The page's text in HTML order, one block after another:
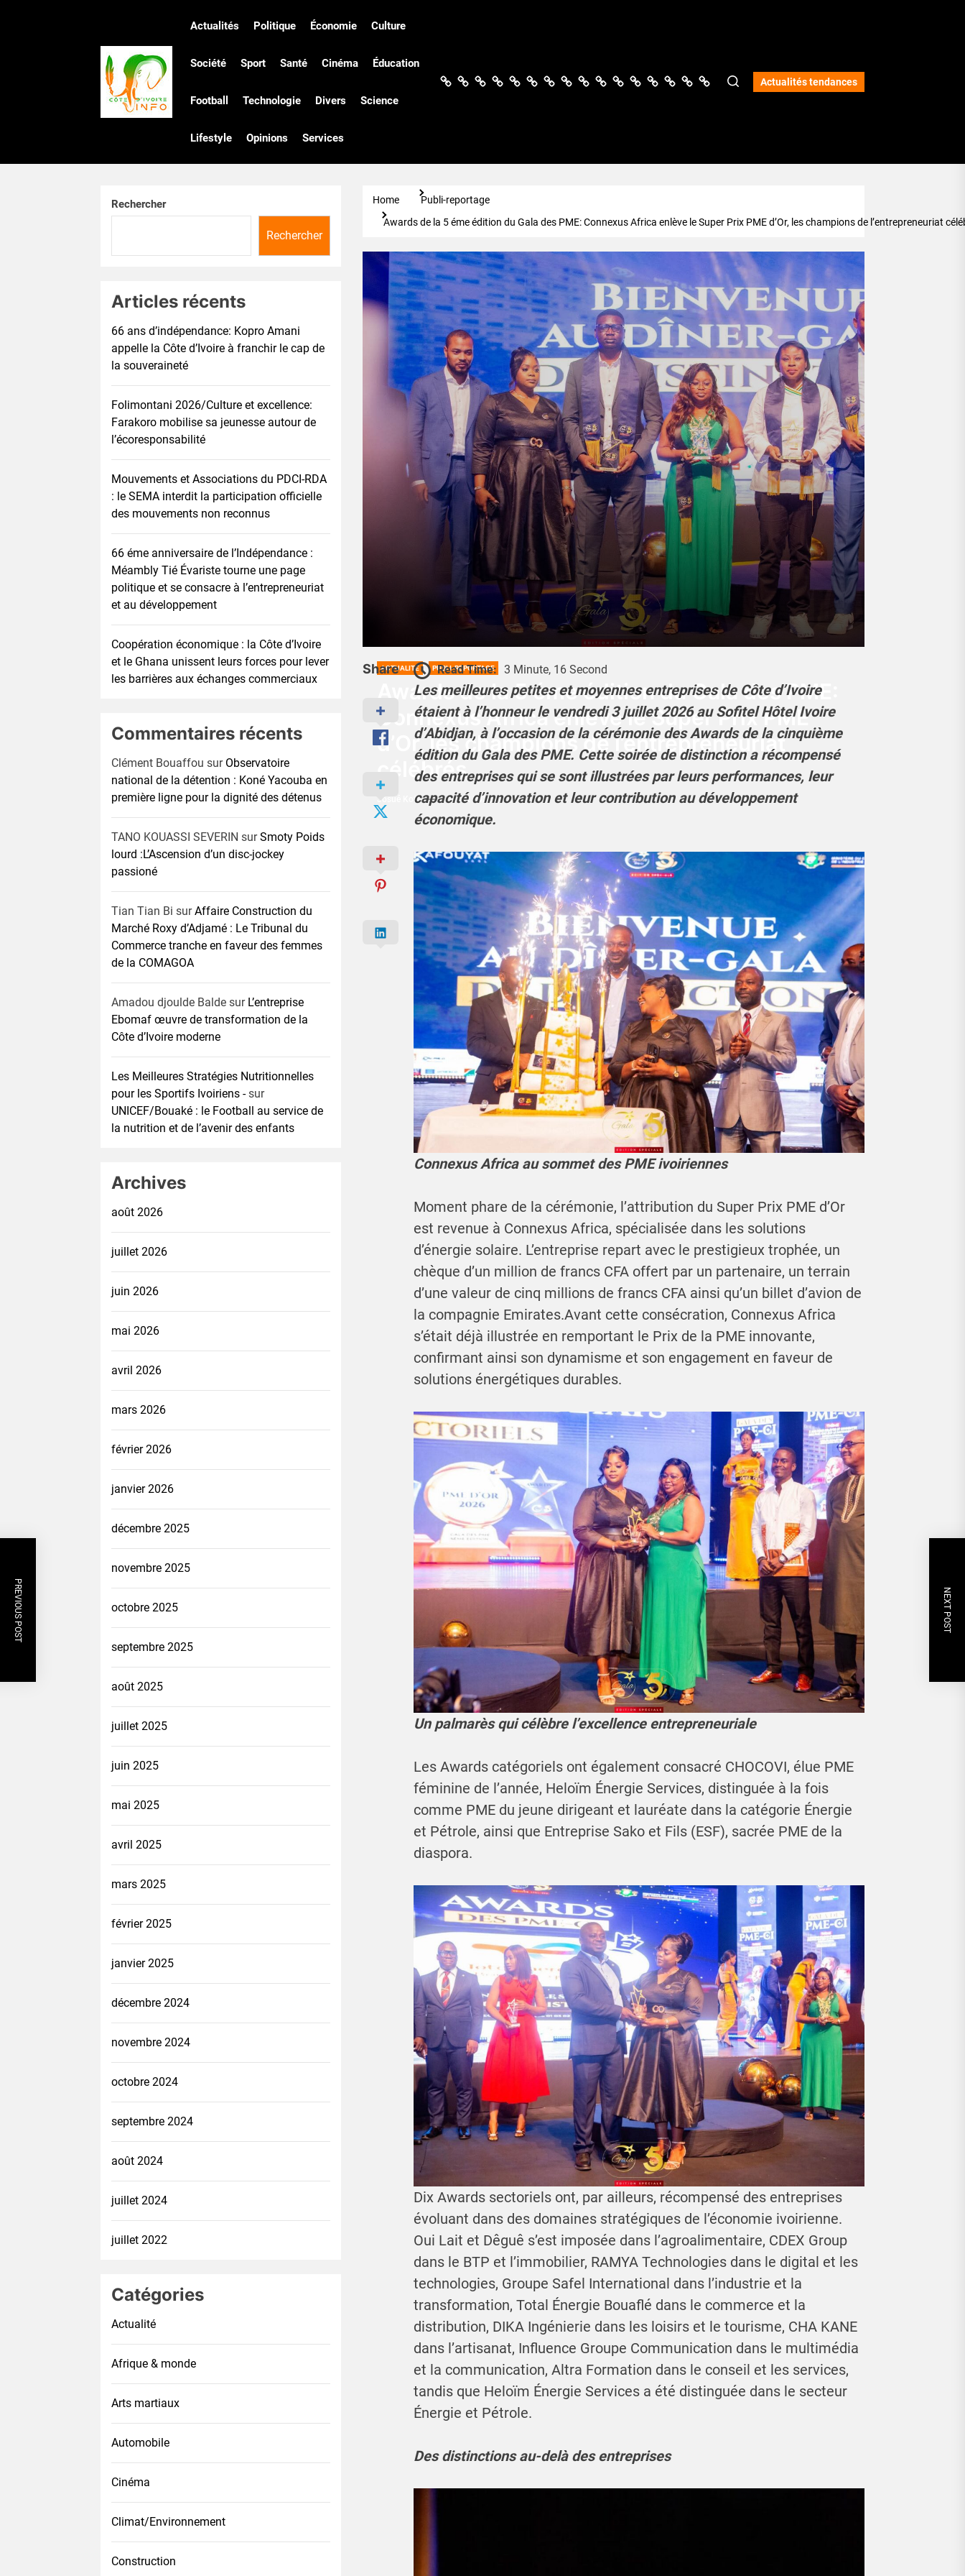
Côte
d'Ivoire
Infos
Actualités Politique Économie Culture
Société Sport Santé Cinéma Éducation
Football Technologie Divers Science
Lifestyle Opinions Services
Actualités
Politique
Économie
CultureSociété
SportSantéCinémaÉducation
Football
Technologie
DiversScience
Lifestyle
OpinionsServices Actualités tendances
Home
Publi-reportage
Awards de la 5 éme édition du Gala des PME: Connexus Africa enlève le Super Prix PME d’Or, les champions de l’entrepreneuriat
ACTUALITÉ PUBLI-REPORTAGE
Awards de la 5 éme édition du Gala des PME:
Connexus Africa enlève le Super Prix PME
d’Or, les champions de l’entrepreneuriat
célébrés
Josué Koffi 5 Juillet 2026
Share Read Time: 3 Minute, 16 Second
Les meilleures petites et moyennes entreprises de Côte d’Ivoire
étaient à l’honneur le vendredi 3 juillet 2026 au Sofitel Hôtel Ivoire
d’Abidjan, à l’occasion de la cérémonie des Awards de la cinquième
édition du Gala des PME. Cette soirée de distinction a récompensé
des entreprises qui se sont illustrées par leurs performances, leur
capacité d’innovation et leur contribution au développement
économique.
Connexus Africa au sommet des PME ivoiriennes
Moment phare de la cérémonie, l’attribution du Super Prix PME d’Or
est revenue à Connexus Africa, spécialisée dans les solutions
d’énergie solaire. L’entreprise repart avec le prestigieux trophée, un
chèque d’un million de francs CFA offert par un partenaire, un terrain
d’une valeur de cinq millions de francs CFA ainsi qu’un billet d’avion de
la compagnie Emirates.Avant cette consécration, Connexus Africa
s’était déjà illustrée en remportant le Prix de la PME innovante,
confirmant ainsi son dynamisme et son engagement en faveur de
solutions énergétiques durables.
Un palmarès qui célèbre l’excellence entrepreneuriale
Les Awards catégoriels ont également consacré CHOCOVI, élue PME
féminine de l’année, Heloïm Énergie Services, distinguée à la fois
comme PME du jeune dirigeant et lauréate dans la catégorie Énergie
et Pétrole, ainsi que Entreprise Sako et Fils (ESF), sacrée PME de la
diaspora.
Dix Awards sectoriels ont, par ailleurs, récompensé des entreprises
évoluant dans des domaines stratégiques de l’économie ivoirienne.
Oui Lait et Dêguê s’est imposée dans l’agroalimentaire, CDEX Group
dans le BTP et l’immobilier, RAMYA Technologies dans le digital et les
technologies, Groupe Safel International dans l’industrie et la
transformation, Total Énergie Bouaflé dans le commerce et la
distribution, DIKA Ingénierie dans les loisirs et le tourisme, CHA KANE
dans l’artisanat, Influence Groupe Communication dans le multimédia
et la communication, Altra Formation dans le conseil et les services,
tandis que Heloïm Énergie Services a été distinguée dans le secteur
Énergie et Pétrole.
Des distinctions au-delà des entreprises
PREVIOUS POST NEXT POST
Rechercher
Rechercher
Articles récents
66 ans d’indépendance: Kopro Amani
appelle la Côte d’Ivoire à franchir le cap de
la souveraineté
Folimontani 2026/Culture et excellence:
Farakoro mobilise sa jeunesse autour de
l’écoresponsabilité
Mouvements et Associations du PDCI-RDA
: le SEMA interdit la participation officielle
des mouvements non reconnus
66 éme anniversaire de l’Indépendance :
Méambly Tié Évariste tourne une page
politique et se consacre à l’entrepreneuriat
et au développement
Coopération économique : la Côte d’Ivoire
et le Ghana unissent leurs forces pour lever
les barrières aux échanges commerciaux
Commentaires récents
Clément Bouaffou sur Observatoire
national de la détention : Koné Yacouba en
première ligne pour la dignité des détenus
TANO KOUASSI SEVERIN surSmoty Poids
lourd :L’Ascension d’un disc-jockey
passioné
Tian Tian Bi surAffaire Construction du
Marché Roxy d’Adjamé : Le Tribunal du
Commerce tranche en faveur des femmes
de la COMAGOA
Amadou djoulde Balde sur L’entreprise
Ebomaf œuvre de transformation de la
Côte d’Ivoire moderne
Les Meilleures Stratégies Nutritionnelles
pour les Sportifs Ivoiriens -sur
UNICEF/Bouaké : le Football au service de
la nutrition et de l’avenir des enfants
Archives
août 2026
juillet 2026
juin 2026
mai 2026
avril 2026
mars 2026
février 2026
janvier 2026
décembre 2025
novembre 2025
octobre 2025
septembre 2025
août 2025
juillet 2025
juin 2025
mai 2025
avril 2025
mars 2025
février 2025
janvier 2025
décembre 2024
novembre 2024
octobre 2024
septembre 2024
août 2024
juillet 2024
juillet 2022
Catégories
Actualité
Afrique & monde
Arts martiaux
Automobile
Cinéma
Climat/Environnement
Construction